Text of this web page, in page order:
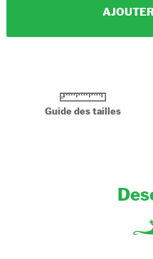
Guide des tailles